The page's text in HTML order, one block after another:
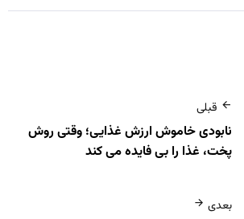
قبلی
نابودی خاموش ارزش غذایی؛ وقتی روش
پخت، غذا را بی‌ فایده می‌ کند
بعدی